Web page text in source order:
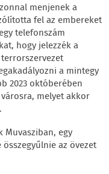
menjenek a
fel az embereket
telefonszám
hogy jelezzék a
a mintegy
2023 októberében
melyet akkor
Muvasziban, egy
az övezet